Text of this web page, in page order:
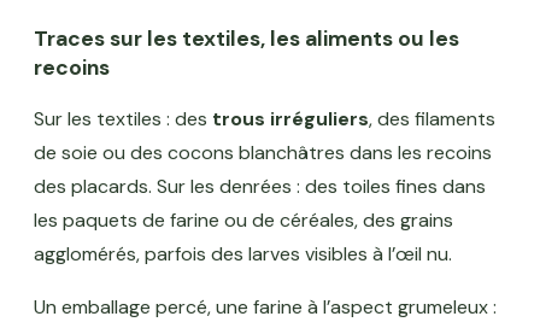
Traces sur les textiles, les aliments ou les
recoins
Sur les textiles : des trous irréguliers, des filaments
de soie ou des cocons blanchâtres dans les recoins
des placards. Sur les denrées : des toiles fines dans
les paquets de farine ou de céréales, des grains
agglomérés, parfois des larves visibles à l’œil nu.
Un emballage percé, une farine à l’aspect grumeleux :